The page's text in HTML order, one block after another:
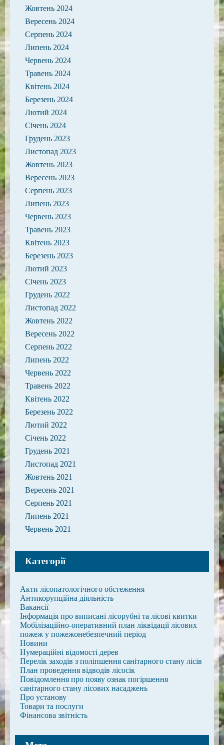
Жовтень 2024
Вересень 2024
Серпень 2024
Липень 2024
Червень 2024
Травень 2024
Квітень 2024
Березень 2024
Лютий 2024
Січень 2024
Грудень 2023
Листопад 2023
Жовтень 2023
Вересень 2023
Серпень 2023
Липень 2023
Червень 2023
Травень 2023
Квітень 2023
Березень 2023
Лютий 2023
Січень 2023
Грудень 2022
Листопад 2022
Жовтень 2022
Вересень 2022
Серпень 2022
Липень 2022
Червень 2022
Травень 2022
Квітень 2022
Березень 2022
Лютий 2022
Січень 2022
Грудень 2021
Листопад 2021
Жовтень 2021
Вересень 2021
Серпень 2021
Липень 2021
Червень 2021
Категорії
Акти лісопатологічного обстеження
Антикорупційна діяльність
Вакансії
Інформація про виписані лісорубні та лісові квитки
Мобілізаційно-оперативний план ліквідації лісових
пожеж у пожежонебезпечний період
Новини
Нумераційні відомості дерев
Перелік заходів з поліпшення санітарного стану лісів
План проведення відводів лісосік
Повідомлення про появу ознак погіршення
санітарного стану лісових насаджень
Про установу
Товари та послуги
Фінансова звітність